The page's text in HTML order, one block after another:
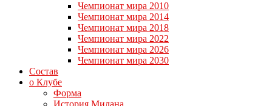
Чемпионат мира 2010
Чемпионат мира 2014
Чемпионат мира 2018
Чемпионат мира 2022
Чемпионат мира 2026
Чемпионат мира 2030
Состав
о Клубе
Форма
История Милана